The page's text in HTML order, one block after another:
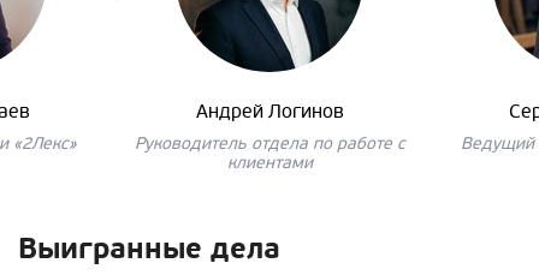
«2Лекс»
Андрей Логинов
Руководитель отдела по работе с
клиентами
Ведущий
Выигранные дела